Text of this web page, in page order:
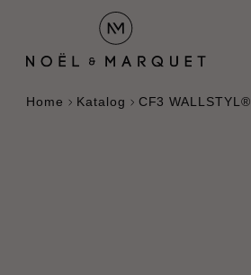
Home Katalog CF3 WALLSTYL®